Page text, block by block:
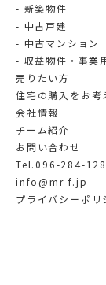
新築物件
中古戸建
中古マンション
収益物件・事業
売りたい方
住宅の購入をお考
会社情報
チーム紹介
お問い合わせ
Tel.096-284-
info@mr-f.jp
プライバシーポリ